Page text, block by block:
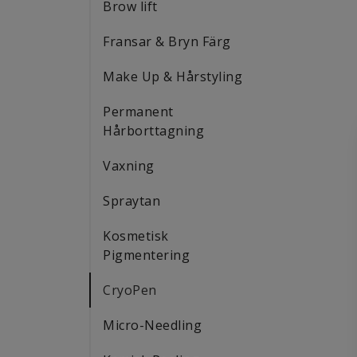
Brow lift
Fransar & Bryn Färg
Make Up & Hårstyling
Permanent
Hårborttagning
Vaxning
Spraytan
Kosmetisk
Pigmentering
CryoPen
Micro-Needling